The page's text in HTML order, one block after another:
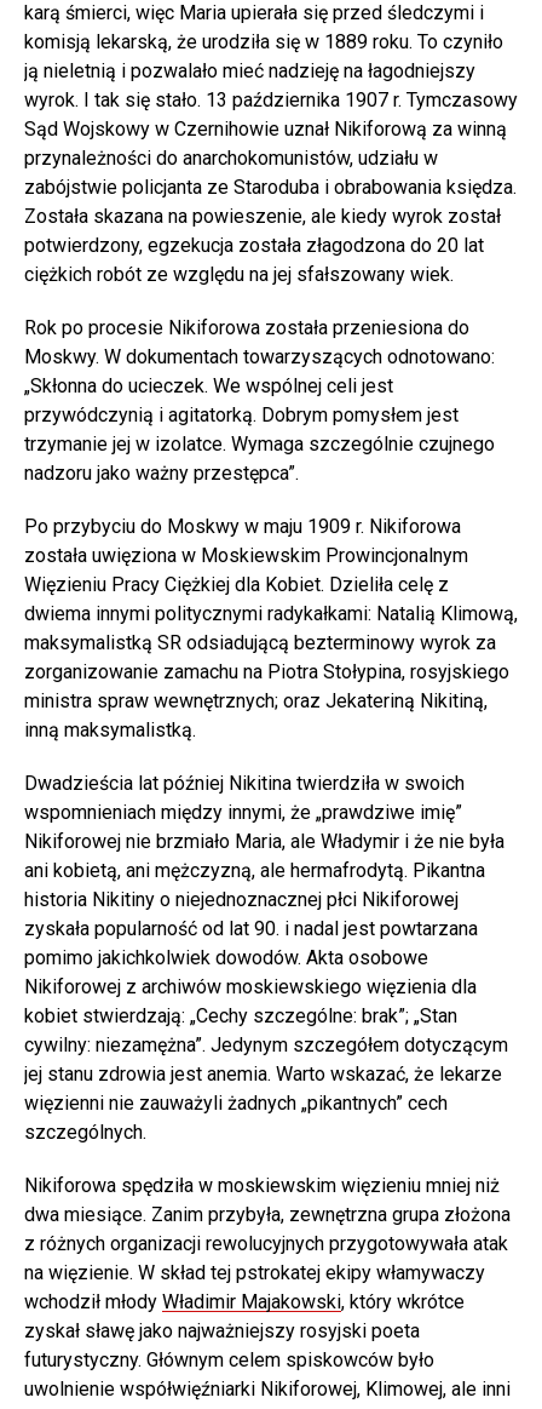
karą śmierci, więc Maria upierała się przed śledczymi i
komisją lekarską, że urodziła się w 1889 roku. To czyniło
ją nieletnią i pozwalało mieć nadzieję na łagodniejszy
wyrok. I tak się stało. 13 października 1907 r. Tymczasowy
Sąd Wojskowy w Czernihowie uznał Nikiforową za winną
przynależności do anarchokomunistów, udziału w
zabójstwie policjanta ze Staroduba i obrabowania księdza.
Została skazana na powieszenie, ale kiedy wyrok został
potwierdzony, egzekucja została złagodzona do 20 lat
ciężkich robót ze względu na jej sfałszowany wiek.
Rok po procesie Nikiforowa została przeniesiona do
Moskwy. W dokumentach towarzyszących odnotowano:
„Skłonna do ucieczek. We wspólnej celi jest
przywódczynią i agitatorką. Dobrym pomysłem jest
trzymanie jej w izolatce. Wymaga szczególnie czujnego
nadzoru jako ważny przestępca”.
Po przybyciu do Moskwy w maju 1909 r. Nikiforowa
została uwięziona w Moskiewskim Prowincjonalnym
Więzieniu Pracy Ciężkiej dla Kobiet. Dzieliła celę z
dwiema innymi politycznymi radykałkami: Natalią Klimową,
maksymalistką SR odsiadującą bezterminowy wyrok za
zorganizowanie zamachu na Piotra Stołypina, rosyjskiego
ministra spraw wewnętrznych; oraz Jekateriną Nikitiną,
inną maksymalistką.
Dwadzieścia lat później Nikitina twierdziła w swoich
wspomnieniach między innymi, że „prawdziwe imię”
Nikiforowej nie brzmiało Maria, ale Władymir i że nie była
ani kobietą, ani mężczyzną, ale hermafrodytą. Pikantna
historia Nikitiny o niejednoznacznej płci Nikiforowej
zyskała popularność od lat 90. i nadal jest powtarzana
pomimo jakichkolwiek dowodów. Akta osobowe
Nikiforowej z archiwów moskiewskiego więzienia dla
kobiet stwierdzają: „Cechy szczególne: brak”; „Stan
cywilny: niezamężna”. Jedynym szczegółem dotyczącym
jej stanu zdrowia jest anemia. Warto wskazać, że lekarze
więzienni nie zauważyli żadnych „pikantnych” cech
szczególnych.
Nikiforowa spędziła w moskiewskim więzieniu mniej niż
dwa miesiące. Zanim przybyła, zewnętrzna grupa złożona
z różnych organizacji rewolucyjnych przygotowywała atak
na więzienie. W skład tej pstrokatej ekipy włamywaczy
wchodził młody Władimir Majakowski, który wkrótce
zyskał sławę jako najważniejszy rosyjski poeta
futurystyczny. Głównym celem spiskowców było
uwolnienie współwięźniarki Nikiforowej, Klimowej, ale inni